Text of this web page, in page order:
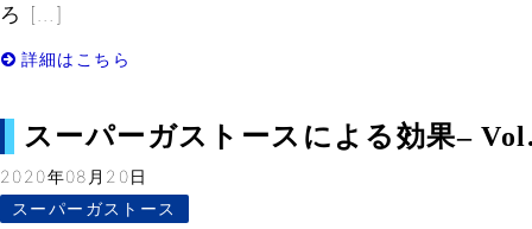
ろ […]
詳細はこちら
スーパーガストースによる効果–
2020年08月20日
スーパーガストース